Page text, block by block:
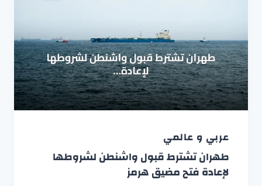
عربي و عالمي
طهران تشترط قبول واشنطن لشروطها
لإعادة فتح مضيق هرمز